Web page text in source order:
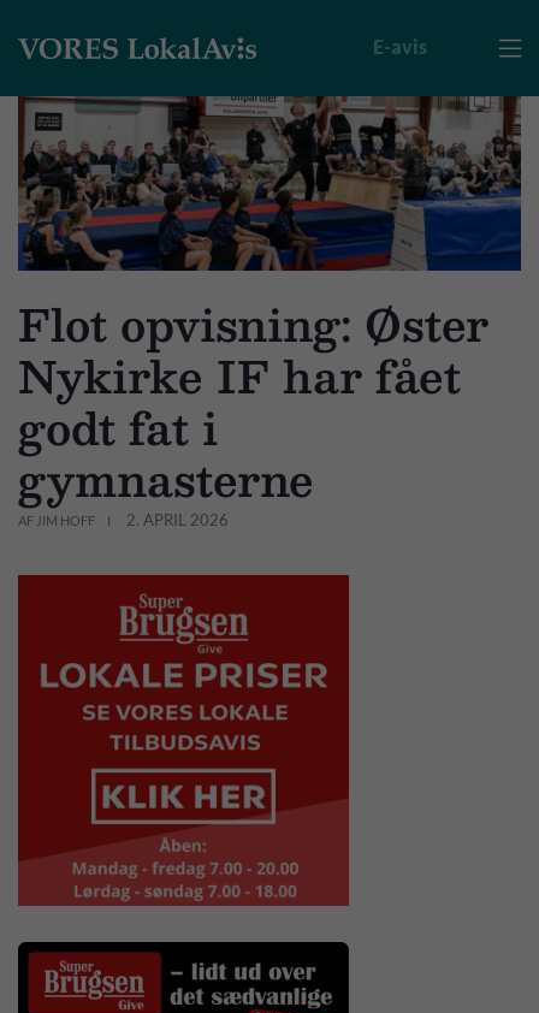

E-avis
Flot opvisning: Øster
Nykirke IF har fået
godt fat i
gymnasterne
AF JIM HOFF 2. APRIL 2026